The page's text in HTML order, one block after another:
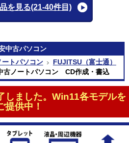
を見る(21-40件目)
中古パソコン
ートパソコン
FUJITSU（富士通）
ノートパソコン CD作成・書込
しました。Win11各モデルを
提供中！